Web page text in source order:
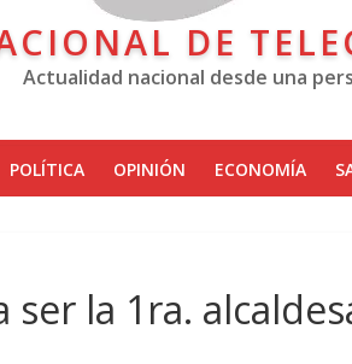
DE
Actualidad nacional desde una
POLÍTICA OPINIÓN ECONOMÍA
la 1ra.